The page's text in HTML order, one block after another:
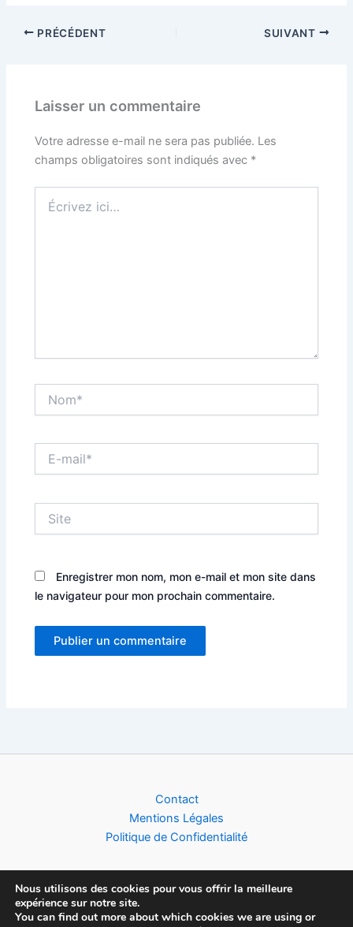
PRÉCÉDENT SUIVANT
Laisser un commentaire
Votre adresse e-mail ne sera pas publiée. Les
champs obligatoires sont indiqués avec *
ici…
mail*
Enregistrer mon nom, mon e-mail et mon site dans
le navigateur pour mon prochain commentaire.
Contact
Mentions Légales
Politique de Confidentialité
Copyright © 2026 Football World Cup News | Toute l'actualité du
Nous utilisons des cookies pour vous offrir la meilleure
expérience sur notre site.
You can find out more about which cookies we are using or